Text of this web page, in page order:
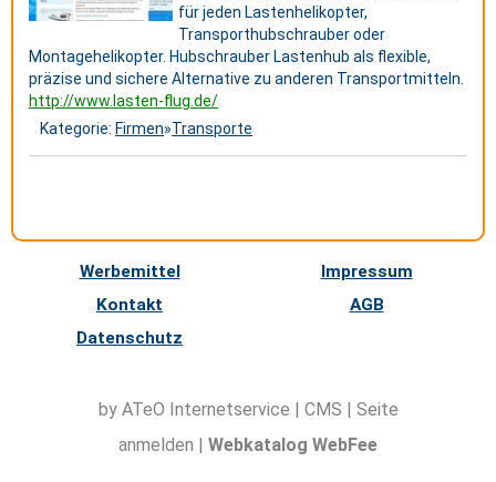
für jeden Lastenhelikopter,
Transporthubschrauber oder
Montagehelikopter. Hubschrauber Lastenhub als flexible,
präzise und sichere Alternative zu anderen Transportmitteln.
http://www.lasten-flug.de/
Kategorie: Firmen»Transporte
Werbemittel
Impressum
Kontakt
AGB
Datenschutz
by ATeO Internetservice | CMS | Seite
anmelden | Webkatalog WebFee